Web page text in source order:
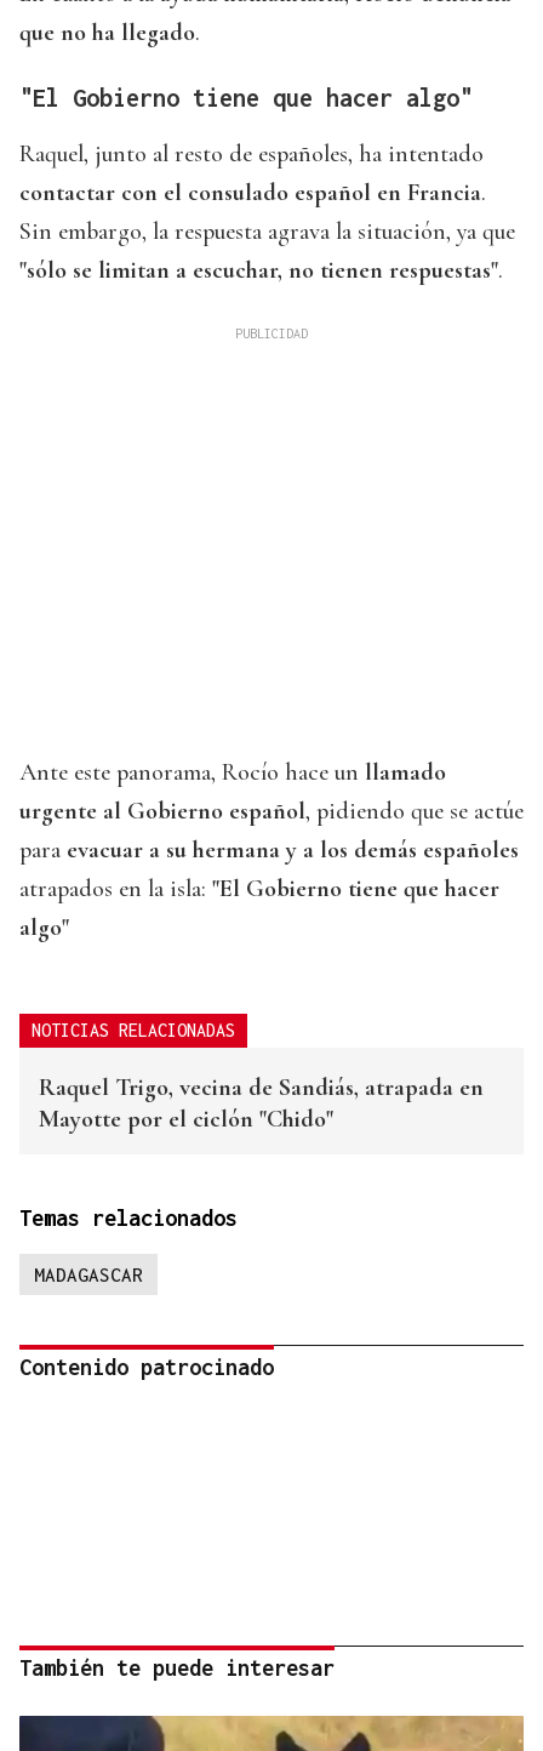
que no ha llegado.
"El Gobierno tiene que hacer algo"
Raquel, junto al resto de españoles, ha intentado
contactar con el consulado español en Francia.
Sin embargo, la respuesta agrava la situación, ya que
"sólo se limitan a escuchar, no tienen respuestas".
Ante este panorama, Rocío hace un llamado
urgente al Gobierno español, pidiendo que se actúe
para evacuar a su hermana y a los demás españoles
atrapados en la isla: "El Gobierno tiene que hacer
algo"
NOTICIAS RELACIONADAS
Raquel Trigo, vecina de Sandiás, atrapada en
Mayotte por el ciclón "Chido"
Temas relacionados
MADAGASCAR
Contenido patrocinado
También te puede interesar